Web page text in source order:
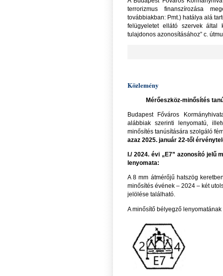
terrorizmus finanszírozása
továbbiakban: Pmt.) hatálya alá
felügyeletet ellátó szervek által
tulajdonos azonosításához” c.
Közlemény
Mérőeszköz-minősítés
Budapest Főváros
alábbiak szerinti lenyomatú,
minősítés tanúsítására szolgáló
azaz 2025. január 22-től
I./ 2024. évi „E7” azonosító jelű
lenyomata:
A 8 mm átmérőjű hatszög
minősítés évének – 2024 – két
jelölése található.
A minősítő bélyegző